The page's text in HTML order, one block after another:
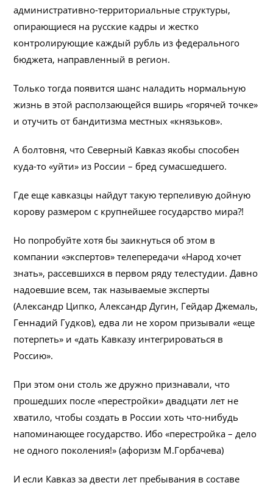
административно-территориальные структуры,
опирающиеся на русские кадры и жестко
контролирующие каждый рубль из федерального
бюджета, направленный в регион.
Только тогда появится шанс наладить нормальную
жизнь в этой расползающейся вширь «горячей точке»
и отучить от бандитизма местных «князьков».
А болтовня, что Северный Кавказ якобы способен
куда-то «уйти» из России – бред сумасшедшего.
Где еще кавказцы найдут такую терпеливую дойную
корову размером с крупнейшее государство мира?!
Но попробуйте хотя бы заикнуться об этом в
компании «экспертов» телепередачи «Народ хочет
знать», рассевшихся в первом ряду телестудии. Давно
надоевшие всем, так называемые эксперты
(Александр Ципко, Александр Дугин, Гейдар Джемаль,
Геннадий Гудков), едва ли не хором призывали «еще
потерпеть» и «дать Кавказу интегрироваться в
Россию».
При этом они столь же дружно признавали, что
прошедших после «перестройки» двадцати лет не
хватило, чтобы создать в России хоть что-нибудь
напоминающее государство. Ибо «перестройка – дело
не одного поколения!» (афоризм М.Горбачева)
И если Кавказ за двести лет пребывания в составе